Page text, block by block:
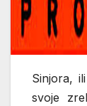
Sinjora,
svoje